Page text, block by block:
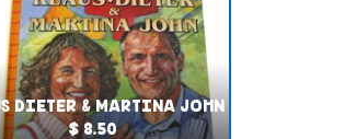
DIETER & MARTINA JOHN
$ 8.50